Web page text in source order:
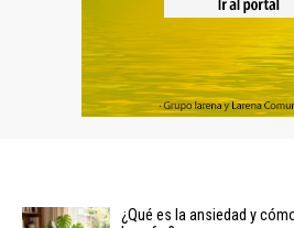
¿Qué es la ansiedad y